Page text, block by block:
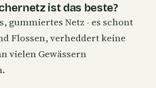
ist das beste?
gummiertes Netz - es schont
Flossen, verheddert keine
vielen Gewässern